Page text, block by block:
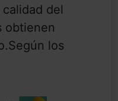
del
obtienen
los